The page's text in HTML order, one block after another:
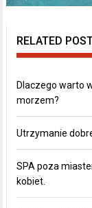
RELATED
Dlaczego warto
morzem?
Utrzymanie
SPA poza
kobiet.